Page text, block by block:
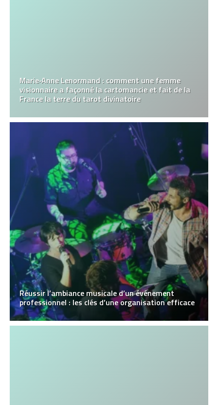
Marie‑Anne Lenormand : comment une femme
visionnaire a façonné la cartomancie et fait de la
France la terre du tarot divinatoire
Réussir l’ambiance musicale d’un événement
professionnel : les clés d’une organisation efficace